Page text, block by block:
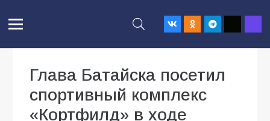
Глава Батайска посетил
спортивный комплекс
«Кортфилд» в ходе